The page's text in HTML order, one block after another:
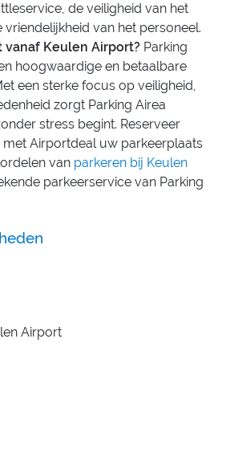
de veiligheid van het
vriendelijkheid van het personeel.
Keulen Airport? Parking
hoogwaardige en betaalbare
een sterke focus op veiligheid,
zorgt Parking Airea
stress begint. Reserveer
Airportdeal uw parkeerplaats
van parkeren bij Keulen
parkeerservice van Parking